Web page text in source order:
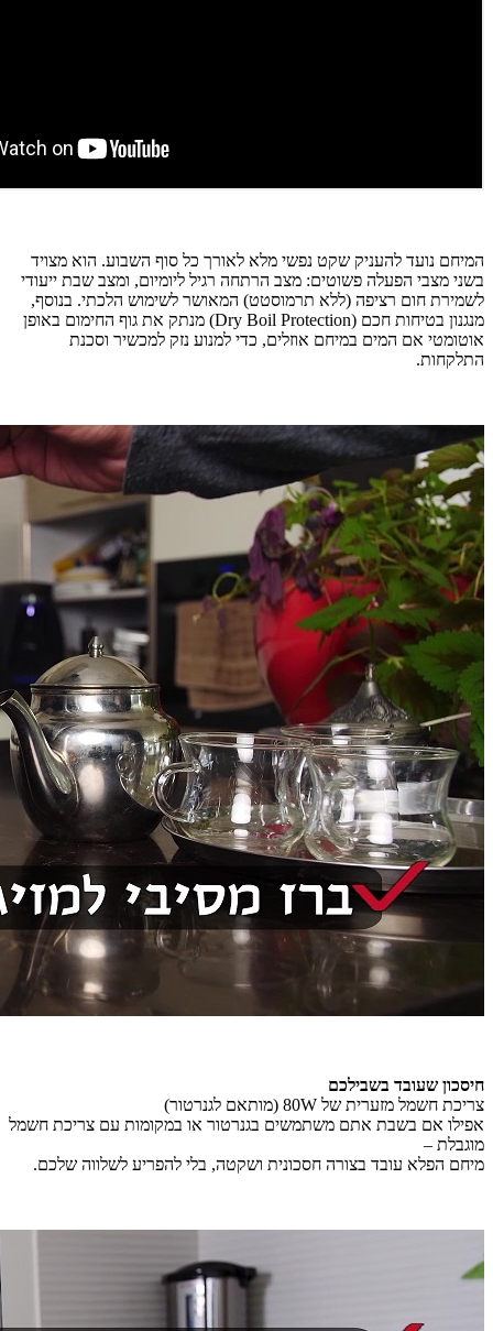
המיחם נועד להעניק שקט נפשי מלא לאורך כל סוף השבוע. הוא מצויד
בשני מצבי הפעלה פשוטים: מצב הרתחה רגיל ליומיום, ומצב שבת ייעודי
לשמירת חום רציפה (ללא תרמוסטט) המאושר לשימוש הלכתי. בנוסף,
מנגנון בטיחות חכם (Dry Boil Protection) מנתק את גוף החימום באופן
אוטומטי אם המים במיחם אוזלים, כדי למנוע נזק למכשיר וסכנת
התלקחות.
חיסכון שעובד בשבילכם
צריכת חשמל מזערית של 80W (מותאם לגנרטור)
אפילו אם בשבת אתם משתמשים בגנרטור או במקומות עם צריכת חשמל
מוגבלת –
מיחם הפלא עובד בצורה חסכונית ושקטה, בלי להפריע לשלווה שלכם.